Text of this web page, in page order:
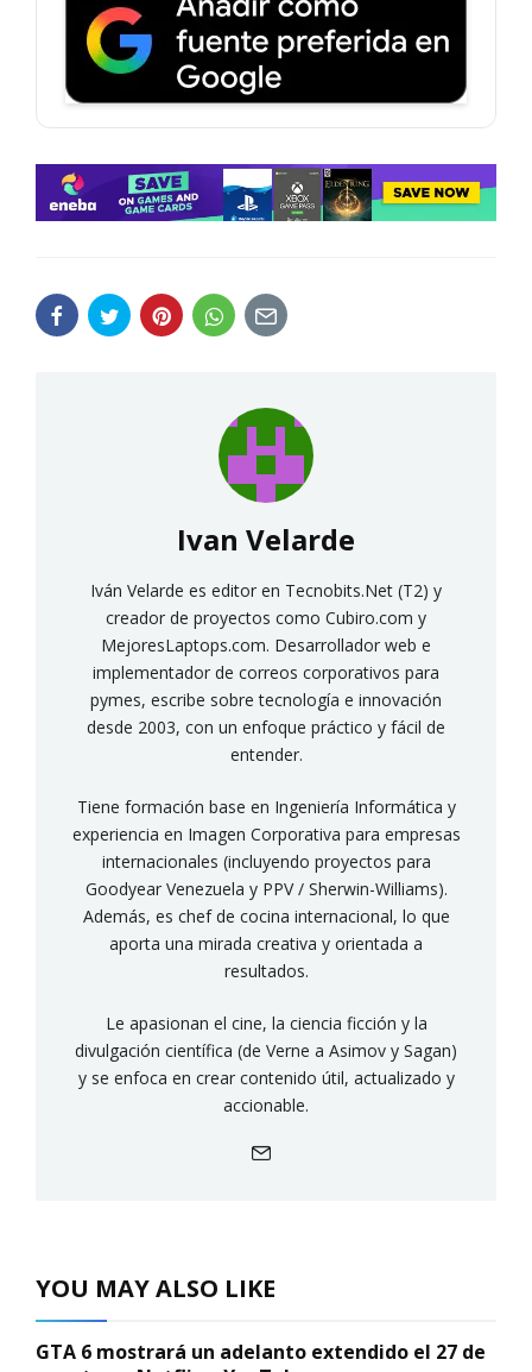
Ivan Velarde
Iván Velarde es editor en Tecnobits.Net (T2) y
creador de proyectos como Cubiro.com y
MejoresLaptops.com. Desarrollador web e
implementador de correos corporativos para
pymes, escribe sobre tecnología e innovación
desde 2003, con un enfoque práctico y fácil de
entender.
Tiene formación base en Ingeniería Informática y
experiencia en Imagen Corporativa para empresas
internacionales (incluyendo proyectos para
Goodyear Venezuela y PPV / Sherwin-Williams).
Además, es chef de cocina internacional, lo que
aporta una mirada creativa y orientada a
resultados.
Le apasionan el cine, la ciencia ficción y la
divulgación científica (de Verne a Asimov y Sagan)
y se enfoca en crear contenido útil, actualizado y
accionable.
YOU MAY ALSO LIKE
GTA 6 mostrará un adelanto extendido el 27 de